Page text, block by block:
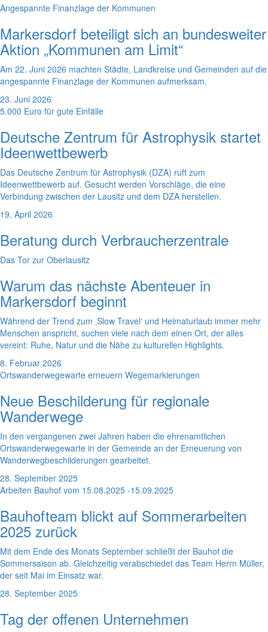
Angespannte Finanzlage der Kommunen
Markersdorf beteiligt sich an bundesweiter
Aktion „Kommunen am Limit“
Am 22. Juni 2026 machten Städte, Landkreise und Gemeinden auf die
angespannte Finanzlage der Kommunen aufmerksam.
23. Juni 2026
5.000 Euro für gute Einfälle
Deutsche Zentrum für Astrophysik startet
Ideenwettbewerb
Das Deutsche Zentrum für Astrophysik (DZA) ruft zum
Ideenwettbewerb auf. Gesucht werden Vorschläge, die eine
Verbindung zwischen der Lausitz und dem DZA herstellen.
19. April 2026
Beratung durch Verbraucherzentrale
Das Tor zur Oberlausitz
Warum das nächste Abenteuer in
Markersdorf beginnt
Während der Trend zum ‚Slow Travel‘ und Heimaturlaub immer mehr
Menschen anspricht, suchen viele nach dem einen Ort, der alles
vereint: Ruhe, Natur und die Nähe zu kulturellen Highlights.
8. Februar 2026
Ortswanderwegewarte erneuern Wegemarkierungen
Neue Beschilderung für regionale
Wanderwege
In den vergangenen zwei Jahren haben die ehrenamtlichen
Ortswanderwegewarte in der Gemeinde an der Erneuerung von
Wanderwegbeschilderungen gearbeitet.
28. September 2025
Arbeiten Bauhof vom 15.08.2025 -15.09.2025
Bauhofteam blickt auf Sommerarbeiten
2025 zurück
Mit dem Ende des Monats September schließt der Bauhof die
Sommersaison ab. Gleichzeitig verabschiedet das Team Herrn Müller,
der seit Mai im Einsatz war.
28. September 2025
Tag der offenen Unternehmen